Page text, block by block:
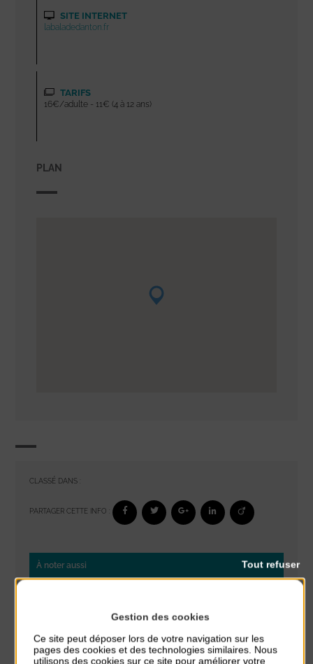
SITE INTERNET
labaladedanton.fr
TARIFS
16€/adulte - 11€ (4 à 12 ans)
PLAN
CLASSÉ DANS :
PARTAGER CETTE INFO :
À noter aussi
Stretching
Gestion des cookies
Ce site peut déposer lors de votre navigation sur les
pages des cookies et des technologies similaires. Nous
utilisons des cookies sur ce site pour améliorer votre
Tout refuser